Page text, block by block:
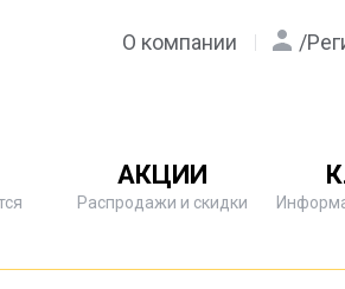
О компании /
АКЦИИ
Распродажи и скидки